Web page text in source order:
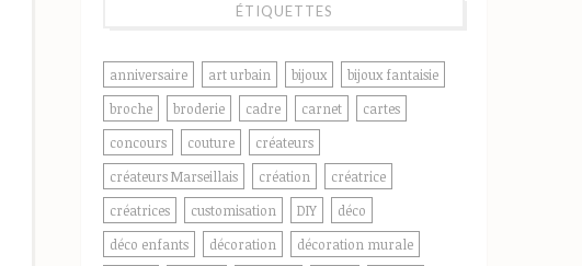
ÉTIQUETTES
anniversaire art urbain bijoux
bijoux fantaisie
broche
broderie cadre carnet
cartes
concours
couture
créateurs
créateurs Marseillais
création
créatrice
créatrices
customisation DIY
déco
déco enfants
décoration
décoration murale